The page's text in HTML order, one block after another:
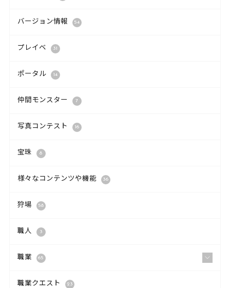
バージョン情報 54
プレイベ 31
ポータル 14
仲間モンスター 7
写真コンテスト 16
宝珠 8
様々なコンテンツや機能 36
狩場 58
職人 3
職業 65
職業クエスト 23